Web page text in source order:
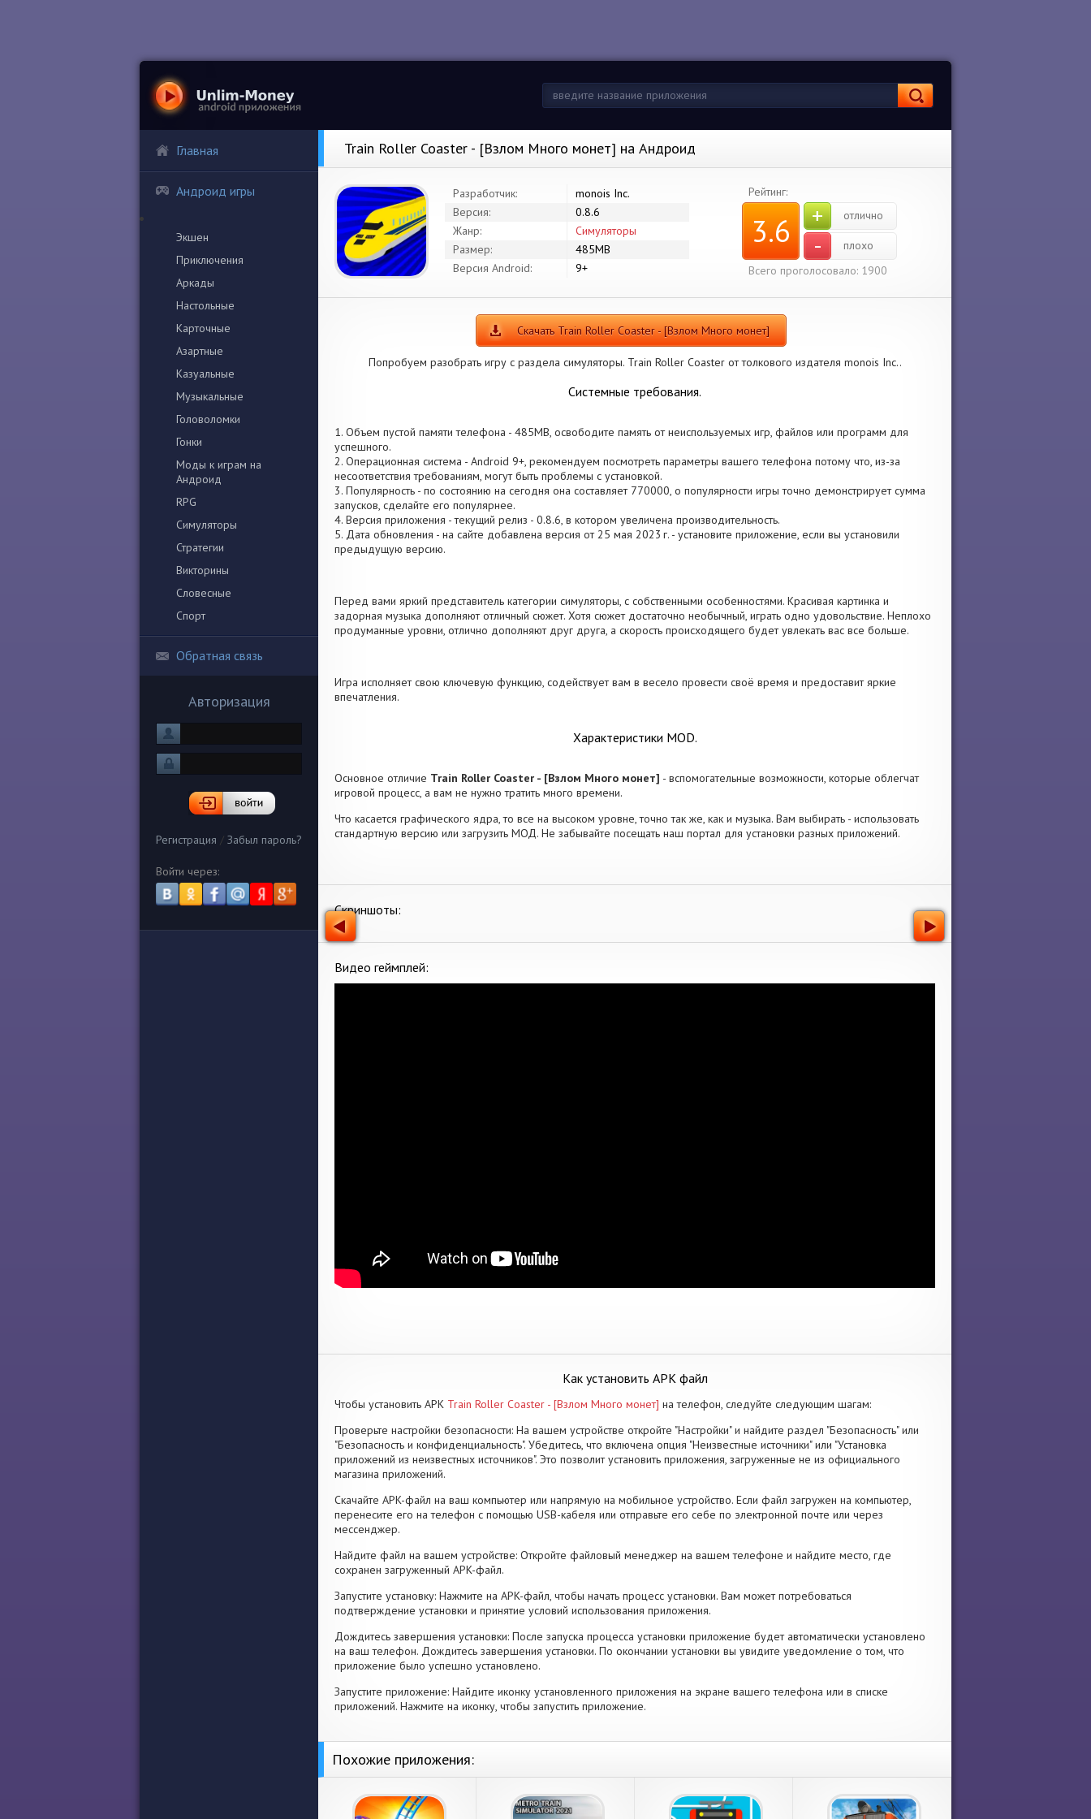
Главная
Андроид игры
Экшен
Приключения
Аркады
Настольные
Карточные
Азартные
Казуальные
Музыкальные
Головоломки
Гонки
Моды к играм на
Андроид
RPG
Симуляторы
Стратегии
Викторины
Словесные
Спорт
Обратная связь
Авторизация
Регистрация / Забыл пароль?
Войти через:
Train Roller Coaster - [Взлом Много монет] на Андроид
Разработчик:
monois Inc.
Версия:
0.8.6
Жанр:
Симуляторы
Размер:
485MB
Версия Android:
9+
Рейтинг:
3.6 + отлично
-
плохо
Всего проголосовало: 1900
Скачать Train Roller Coaster - [Взлом Много монет]
Попробуем разобрать игру с раздела симуляторы. Train Roller Coaster от толкового издателя monois Inc..
Системные требования.
1. Объем пустой памяти телефона - 485MB, освободите память от неиспользуемых игр, файлов или программ для
успешного.
2. Операционная система - Android 9+, рекомендуем посмотреть параметры вашего телефона потому что, из-за
несоответствия требованиям, могут быть проблемы с установкой.
3. Популярность - по состоянию на сегодня она составляет 770000, о популярности игры точно демонстрирует сумма
запусков, сделайте его популярнее.
4. Версия приложения - текущий релиз - 0.8.6, в котором увеличена производительность.
5. Дата обновления - на сайте добавлена версия от 25 мая 2023 г. - установите приложение, если вы установили
предыдущую версию.
Перед вами яркий представитель категории симуляторы, с собственными особенностями. Красивая картинка и
задорная музыка дополняют отличный сюжет. Хотя сюжет достаточно необычный, играть одно удовольствие. Неплохо
продуманные уровни, отлично дополняют друг друга, а скорость происходящего будет увлекать вас все больше.
Игра исполняет свою ключевую функцию, содействует вам в весело провести своё время и предоставит яркие
впечатления.
Характеристики MOD.
Основное отличие Train Roller Coaster - [Взлом Много монет] - вспомогательные возможности, которые облегчат
игровой процесс, а вам не нужно тратить много времени.
Что касается графического ядра, то все на высоком уровне, точно так же, как и музыка. Вам выбирать - использовать
стандартную версию или загрузить МОД. Не забывайте посещать наш портал для установки разных приложений.
Скриншоты:
Видео геймплей:
Как установить APK файл
Чтобы установить APK Train Roller Coaster - [Взлом Много монет] на телефон, следуйте следующим шагам:
Проверьте настройки безопасности: На вашем устройстве откройте "Настройки" и найдите раздел "Безопасность" или
"Безопасность и конфиденциальность". Убедитесь, что включена опция "Неизвестные источники" или "Установка
приложений из неизвестных источников". Это позволит установить приложения, загруженные не из официального
магазина приложений.
Скачайте APK-файл на ваш компьютер или напрямую на мобильное устройство. Если файл загружен на компьютер,
перенесите его на телефон с помощью USB-кабеля или отправьте его себе по электронной почте или через
мессенджер.
Найдите файл на вашем устройстве: Откройте файловый менеджер на вашем телефоне и найдите место, где
сохранен загруженный APK-файл.
Запустите установку: Нажмите на APK-файл, чтобы начать процесс установки. Вам может потребоваться
подтверждение установки и принятие условий использования приложения.
Дождитесь завершения установки: После запуска процесса установки приложение будет автоматически установлено
на ваш телефон. Дождитесь завершения установки. По окончании установки вы увидите уведомление о том, что
приложение было успешно установлено.
Запустите приложение: Найдите иконку установленного приложения на экране вашего телефона или в списке
приложений. Нажмите на иконку, чтобы запустить приложение.
Похожие приложения: